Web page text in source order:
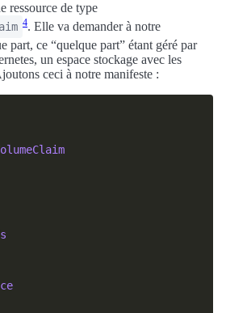
ressource de type
4. Elle va demander à notre
part, ce “quelque part” étant géré par
un espace stockage avec les
ceci à notre manifeste :